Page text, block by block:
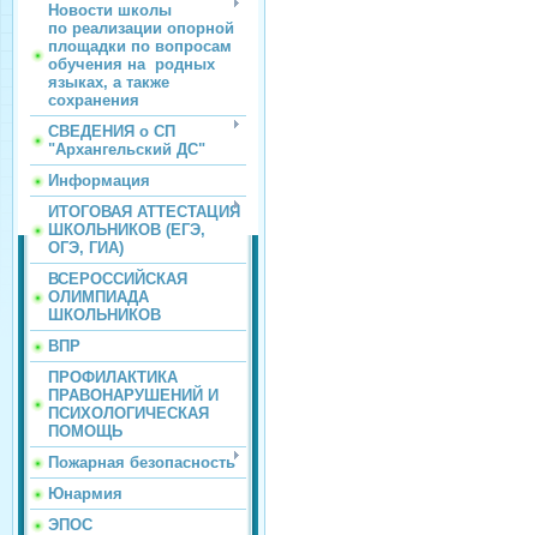
Новости школы
по реализации опорной
площадки по вопросам
обучения на родных
языках, а также
сохранения
СВЕДЕНИЯ о СП
"Архангельский ДС"
Информация
ИТОГОВАЯ АТТЕСТАЦИЯ
ШКОЛЬНИКОВ (ЕГЭ,
ОГЭ, ГИА)
ВСЕРОССИЙСКАЯ
ОЛИМПИАДА
ШКОЛЬНИКОВ
ВПР
ПРОФИЛАКТИКА
ПРАВОНАРУШЕНИЙ И
ПСИХОЛОГИЧЕСКАЯ
ПОМОЩЬ
Пожарная безопасность
Юнармия
ЭПОС